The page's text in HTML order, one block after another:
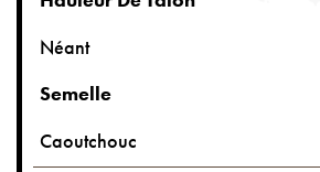
Néant
Semelle
Caoutchouc